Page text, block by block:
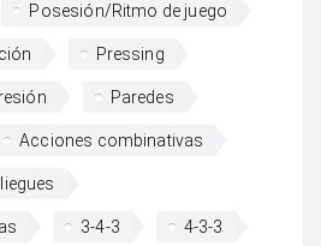
Posesión/Ritmo de juego
Pressing
Paredes
Acciones combinativas
3-4-3 4-3-3